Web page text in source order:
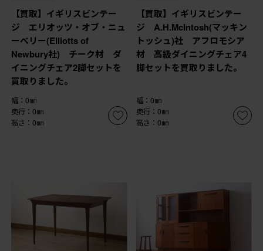
【買取】イギリスビンテー
ジ エリオッツ・オブ・ニュ
ーべリー(Elliotts of
Newbury社) チーク材 ダ
イニングチェア2脚セットを
買取りました。
幅：0㎜
奥行：0㎜
高さ：0㎜
【買取】イギリスビンテー
ジ A.H.McIntosh(マッキン
トッシュ)社 アフロモシア
材 高級ダイニングチェア4
脚セットを買取りました。
幅：0㎜
奥行：0㎜
高さ：0㎜